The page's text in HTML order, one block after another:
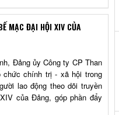
MẠC ĐẠI HỘI XIV CỦA
Đảng ủy Công ty CP Than
chính trị - xã hội trong
lao động theo dõi truyền
của Đảng, góp phần đẩy